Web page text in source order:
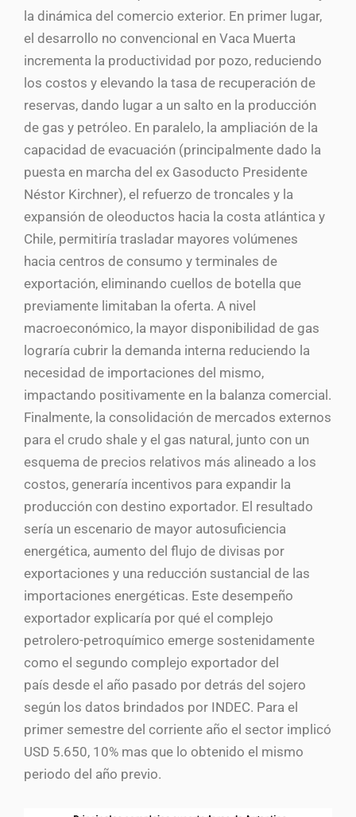
la dinámica del comercio exterior. En primer lugar,
el desarrollo no convencional en Vaca Muerta
incrementa la productividad por pozo, reduciendo
los costos y elevando la tasa de recuperación de
reservas, dando lugar a un salto en la producción
de gas y petróleo. En paralelo, la ampliación de la
capacidad de evacuación (principalmente dado la
puesta en marcha del ex Gasoducto Presidente
Néstor Kirchner), el refuerzo de troncales y la
expansión de oleoductos hacia la costa atlántica y
Chile, permitiría trasladar mayores volúmenes
hacia centros de consumo y terminales de
exportación, eliminando cuellos de botella que
previamente limitaban la oferta. A nivel
macroeconómico, la mayor disponibilidad de gas
lograría cubrir la demanda interna reduciendo la
necesidad de importaciones del mismo,
impactando positivamente en la balanza comercial.
Finalmente, la consolidación de mercados externos
para el crudo shale y el gas natural, junto con un
esquema de precios relativos más alineado a los
costos, generaría incentivos para expandir la
producción con destino exportador. El resultado
sería un escenario de mayor autosuficiencia
energética, aumento del flujo de divisas por
exportaciones y una reducción sustancial de las
importaciones energéticas. Este desempeño
exportador explicaría por qué el complejo
petrolero-petroquímico emerge sostenidamente
como el segundo complejo exportador del
país desde el año pasado por detrás del sojero
según los datos brindados por INDEC. Para el
primer semestre del corriente año el sector implicó
USD 5.650, 10% mas que lo obtenido el mismo
periodo del año previo.